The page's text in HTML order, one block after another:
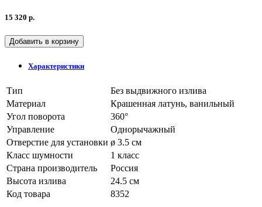
15 320 р.
Добавить в корзину
Характеристики
Тип
Без выдвижного излива
Материал
Крашенная латунь, ванильный
Угол поворота
360°
Управление
Однорычажный
Отверстие для установки ø 3.5 см
Класс шумности
1 класс
Страна производитель
Россия
Высота излива
24.5 см
Код товара
8352